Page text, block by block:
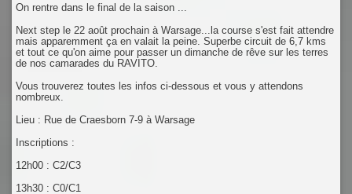
On rentre dans le final de la saison ...
Next step le 22 août prochain à Warsage...la course s'est fait attendre
mais apparemment ça en valait la peine. Superbe circuit de 6,7 kms
et tout ce qu'on aime pour passer un dimanche de rêve sur les terres
de nos camarades du RAVITO.
Vous trouverez toutes les infos ci-dessous et vous y attendons
nombreux.
Lieu : Rue de Craesborn 7-9 à Warsage
Inscriptions :
12h00 : C2/C3
13h30 : C0/C1